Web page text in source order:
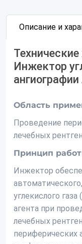
Описание и
Инжектор
Область
Проведение
лечебных
Принцип
Инжектор
углекислого
агента при
лечебных
периферических